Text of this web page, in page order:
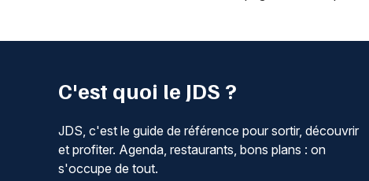
C'est quoi le JDS ?
JDS, c'est le guide de référence pour sortir, découvrir
et profiter. Agenda, restaurants, bons plans : on
s'occupe de tout.